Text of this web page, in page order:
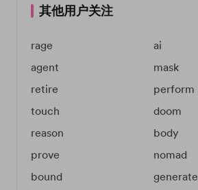
其他用户关注
rage
ai
agent
mask
retire
perform
touch
doom
reason
body
prove
nomad
bound
generate